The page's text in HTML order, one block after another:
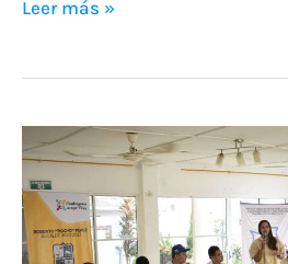
Leer más »
EN
PIVIJAY
LOS
JÓVENES